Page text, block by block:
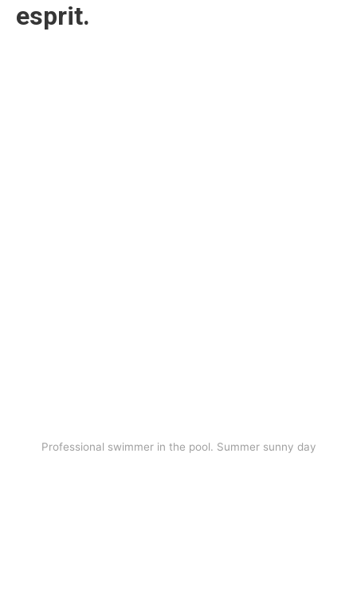
esprit.
Professional swimmer in the pool. Summer sunny day